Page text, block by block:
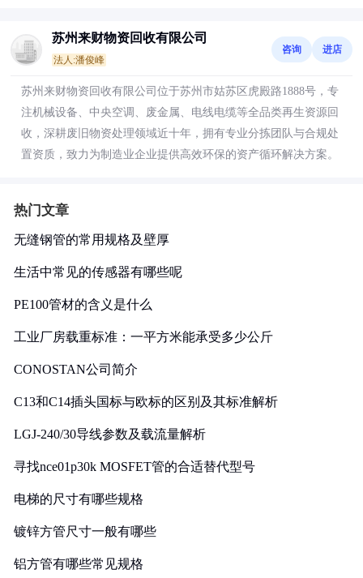
苏州来财物资回收有限公司
法人:潘俊峰
咨询 进店
苏州来财物资回收有限公司位于苏州市姑苏区虎殿路1888号，专
注机械设备、中央空调、废金属、电线电缆等全品类再生资源回
收，深耕废旧物资处理领域近十年，拥有专业分拣团队与合规处
置资质，致力为制造业企业提供高效环保的资产循环解决方案。
热门文章
无缝钢管的常用规格及壁厚
生活中常见的传感器有哪些呢
PE100管材的含义是什么
工业厂房载重标准：一平方米能承受多少公斤
CONOSTAN公司简介
C13和C14插头国标与欧标的区别及其标准解析
LGJ-240/30导线参数及载流量解析
寻找nce01p30k MOSFET管的合适替代型号
电梯的尺寸有哪些规格
镀锌方管尺寸一般有哪些
铝方管有哪些常见规格